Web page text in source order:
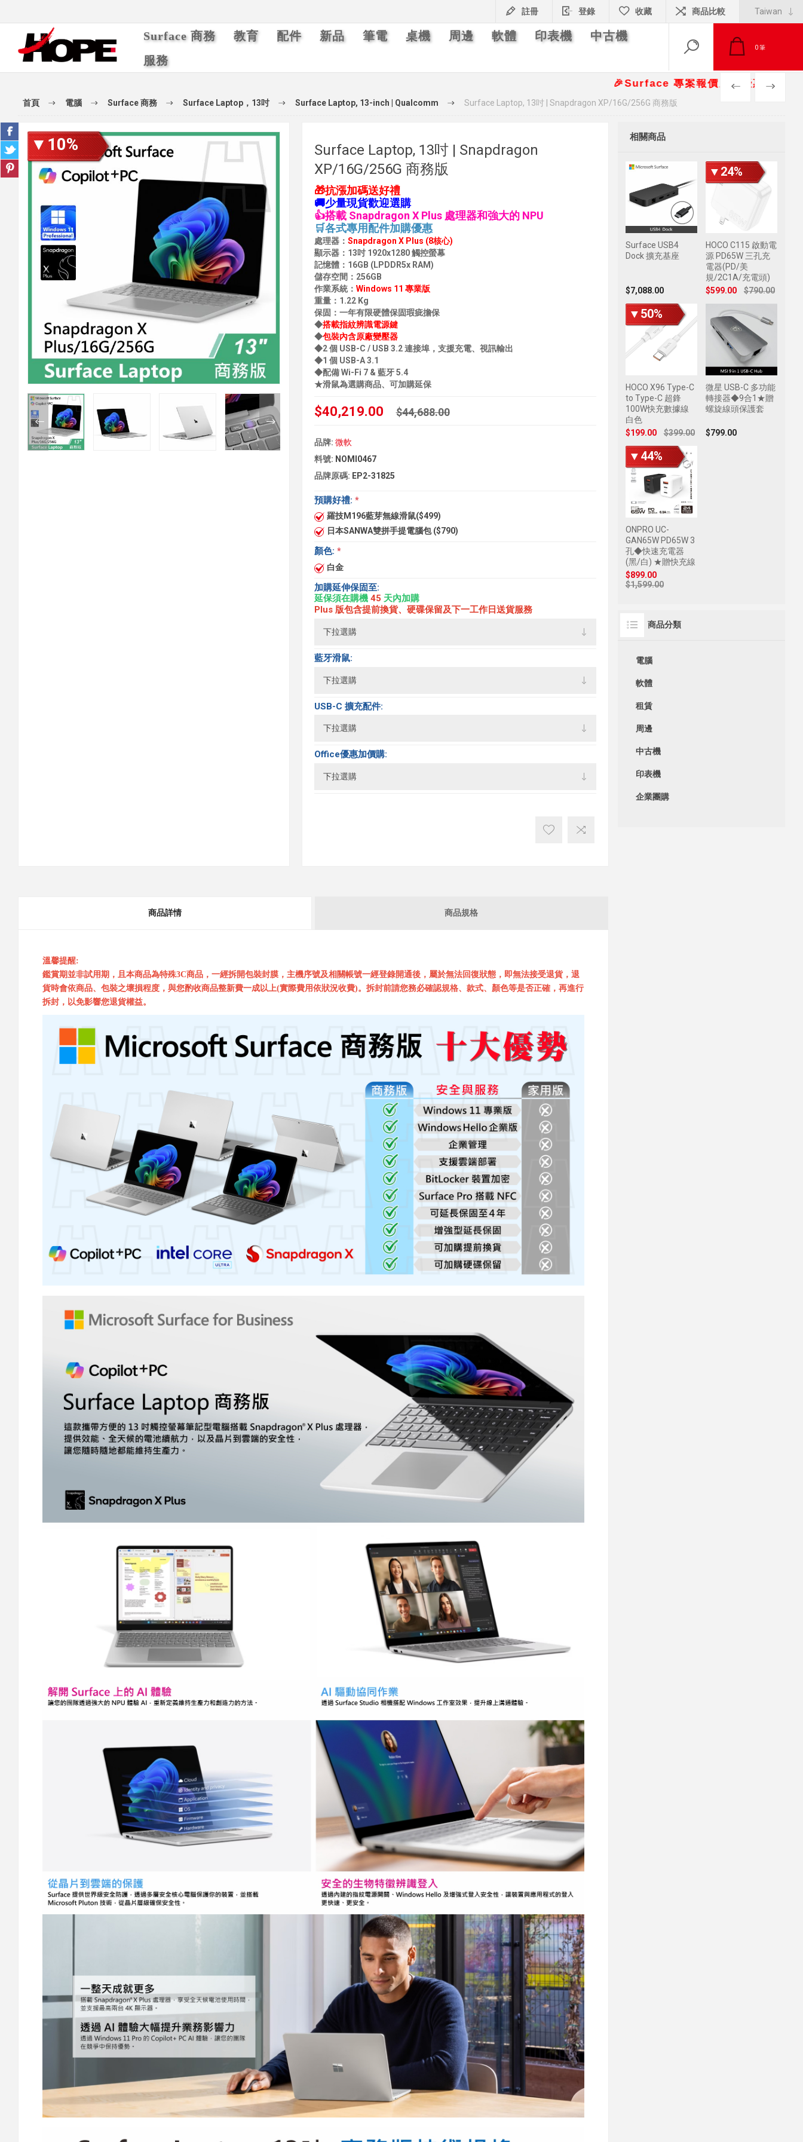
註冊 登錄 收藏 商品比較
Surface 商務 教育 配件 新品 筆電 桌機 周邊 軟體 印表機
中古機
服務
0筆
🎉Surface 專案報價另有優惠折扣🎁 📞
首頁 電腦 Surface 商務 Surface Laptop，13吋 Surface Laptop, 13-inch | Qualcomm Surface Laptop, 13吋 | Snapdragon XP/16G/256G 商務版
PREV NEXT
▼10%
Surface Laptop, 13吋 | Snapdragon
XP/16G/256G 商務版
🎁抗漲加碼送好禮
🚚少量現貨歡迎選購
👍搭載 Snapdragon X Plus 處理器和強大的 NPU
🛒各式專用配件加購優惠
處理器： Snapdragon X Plus (8核心)
顯示器：13吋 1920x1280 觸控螢幕
記憶體：16GB (LPDDR5x RAM)
儲存空間：256GB
作業系統： Windows 11 專業版
重量：1.22 Kg
保固：一年有限硬體保固瑕疵擔保
◆搭載指紋辨識電源鍵
◆包裝內含原廠變壓器
◆2 個 USB-C / USB 3.2 連接埠，支援充電、視訊輸出
◆1 個 USB-A 3.1
◆配備 Wi-Fi 7 & 藍牙 5.4
★滑鼠為選購商品、可加購延保
$40,219.00 $44,688.00
品牌: 微軟
料號: NOMI0467
品牌原碼: EP2-31825
預購好禮: *
羅技M196藍芽無線滑鼠($499)
日本SANWA雙拼手提電腦包 ($790)
顏色: *
白金
加購延伸保固至:
延保須在購機 45 天內加購
Plus 版包含提前換貨、硬碟保留及下一工作日送貨服務
藍牙滑鼠:
USB-C 擴充配件:
Office優惠加價購:
商品詳情 商品規格
溫馨提醒:
鑑賞期並非試用期，且本商品為特殊3C商品，一經拆開包裝封膜，主機序號及相關帳號一經登錄開通後，屬於無法回復狀態，即無法接受退貨，退
貨時會依商品、包裝之壞損程度，與您酌收商品整新費一成以上(實際費用依狀況收費)。拆封前請您務必確認規格、款式、顏色等是否正確，再進行
拆封，以免影響您退貨權益。
相關商品
Surface USB4
Dock 擴充基座
$7,088.00
▼24%
HOCO C115 啟動電
源 PD65W 三孔充
電器(PD/美
規/2C1A/充電頭)
$599.00
$790.00
▼50%
HOCO X96 Type-C
to Type-C 超鋒
100W快充數據線
白色
$199.00
$399.00
微星 USB-C 多功能
轉接器◆9合1★贈
螺旋線頭保護套
$799.00
▼44%
ONPRO UC-
GAN65W PD65W 3
孔◆快速充電器
(黑/白) ★贈快充線
$899.00
$1,599.00
商品分類
電腦
軟體
租賃
周邊
中古機
印表機
企業團購